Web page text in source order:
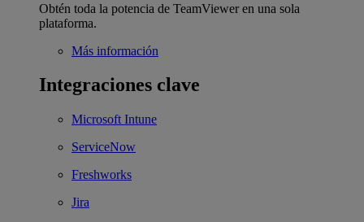
Obtén toda la potencia de TeamViewer en una sola
plataforma.
Más información
Integraciones clave
Microsoft Intune
ServiceNow
Freshworks
Jira